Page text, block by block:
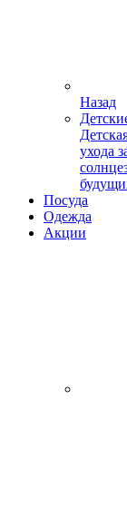
Назад
ухода
Посуда
Одежда
Акции